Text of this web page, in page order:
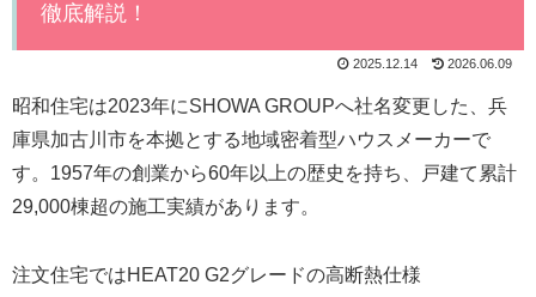
徹底解説！
2025.12.14 2026.06.09
昭和住宅は2023年にSHOWA GROUPへ社名変更した、兵
庫県加古川市を本拠とする地域密着型ハウスメーカーで
す。1957年の創業から60年以上の歴史を持ち、戸建て累計
29,000棟超の施工実績があります。
注文住宅ではHEAT20 G2グレードの高断熱仕様